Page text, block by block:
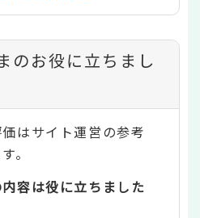
のお役に立ちまし
はサイト運営の参考
。
容は役に立ちました